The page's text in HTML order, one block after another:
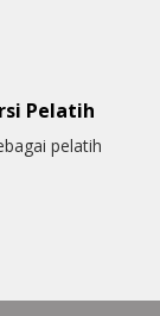
Pelatih
pelatih